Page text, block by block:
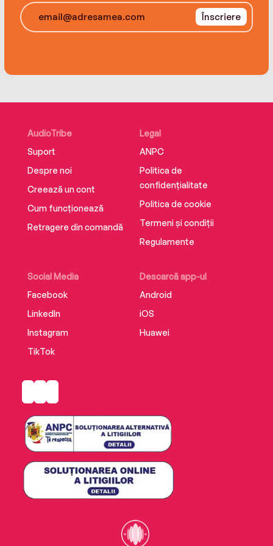
Înscriere
AudioTribe
Suport
Despre noi
Creează un cont
Cum funcționează
Retragere din comandă
Social Media
Facebook
LinkedIn
Instagram
TikTok
Descarcă app-ul
Android
iOS
Huawei
Legal
ANPC
Politica de
confidențialitate
Politica de cookie
Termeni și condiții
Regulamente